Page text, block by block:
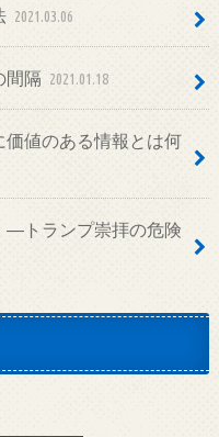
2021.03.06
間隔 2021.01.18
値のある情報とは何
トランプ崇拝の危険